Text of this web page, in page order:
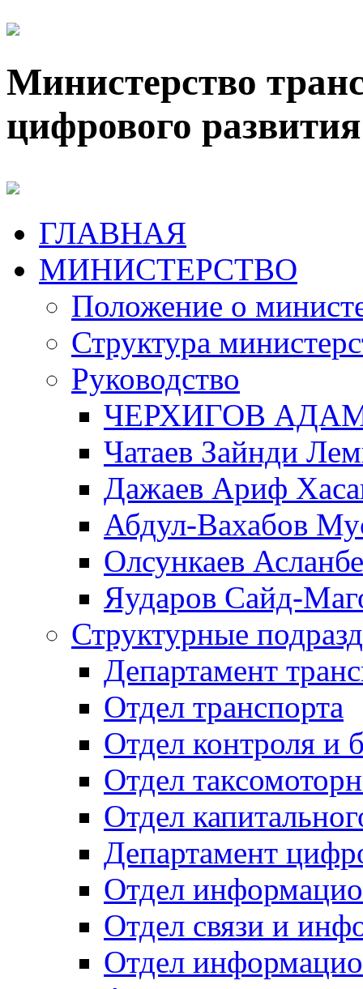
Министерство
цифрового
ГЛАВНАЯ
МИНИСТЕРСТВО
Положение о
Структура
Руководство
ЧЕРХИГОВ
Чатаев Зайнди
Дажаев Ариф
Абдул-Вахабов
Олсункаев
Яударов Сайд-
Структурные
Департамент
Отдел транспорта
Отдел контроля и
Отдел
Отдел
Департамент
Отдел
Отдел связи и
Отдел